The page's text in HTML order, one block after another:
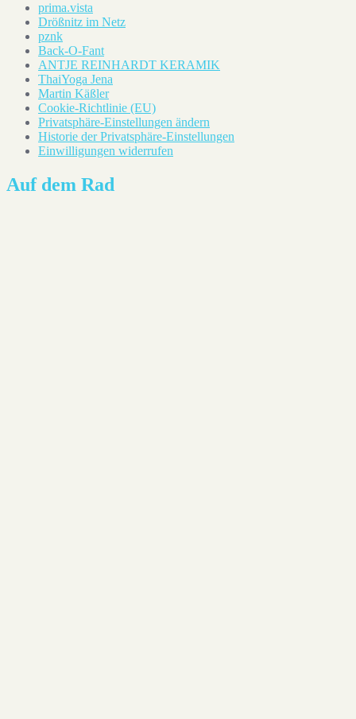
prima.vista
Drößnitz im Netz
pznk
Back-O-Fant
ANTJE REINHARDT KERAMIK
ThaiYoga Jena
Martin Käßler
Cookie-Richtlinie (EU)
Privatsphäre-Einstellungen ändern
Historie der Privatsphäre-Einstellungen
Einwilligungen widerrufen
Auf dem Rad